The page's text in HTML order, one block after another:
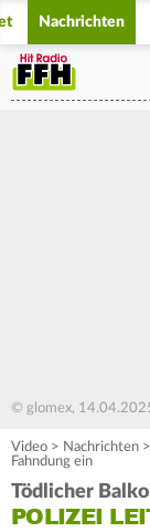
Nachrichten
© glomex,
Video > Nachrichten >
Fahndung ein
Tödlicher
POLIZEI